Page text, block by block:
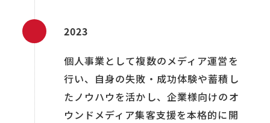
2023
個人事業として複数のメディア運営を
行い、自身の失敗・成功体験や蓄積し
たノウハウを活かし、企業様向けのオ
ウンドメディア集客支援を本格的に開